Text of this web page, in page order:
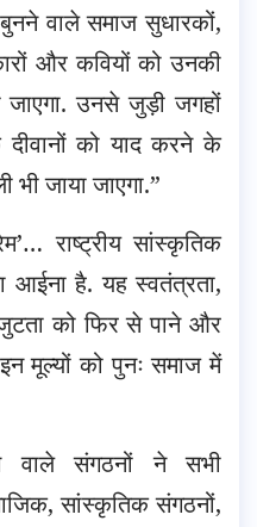
वाले समाज सुधारकों,
और कवियों को उनकी
उनसे जुड़ी जगहों
को याद करने के
जाया जाएगा.”
राष्ट्रीय सांस्कृतिक
आईना है. यह स्वतंत्रता,
को फिर से पाने और
मूल्यों को पुनः समाज में
संगठनों ने सभी
सांस्कृतिक संगठनों,